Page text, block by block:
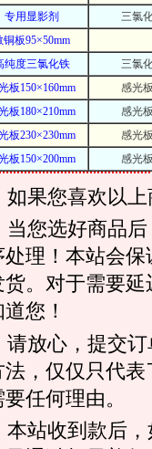
专用显影剂
三氯
铜板95×50mm
纯度三氯化铁
三氯
板150×160mm
感光
板180×210mm
感光
板230×230mm
感光
板150×200mm
感光
如果您喜欢以
当您选好商品
处理！本站会
货。对于需要
道您！
请放心，提交
法，仅仅只代
要任何理由。
本站收到款后